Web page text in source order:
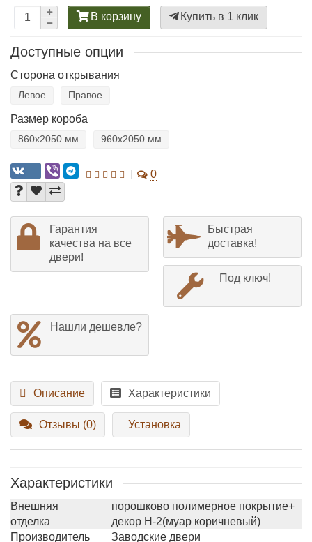
В корзину Купить в 1 клик
Доступные опции
Сторона открывания
Левое Правое
Размер короба
860х2050 мм 960х2050 мм
0
Гарантия
качества на все
двери!
Быстрая
доставка!
Под ключ!
Нашли дешевле?
Описание Характеристики
Отзывы (0) Установка
Характеристики
Внешняя
отделка
порошково полимерное покрытие+
декор Н-2(муар коричневый)
Производитель
Заводские двери